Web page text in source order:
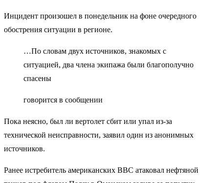
Инцидент произошел в понедельник на фоне очередного
обострения ситуации в регионе.
…По словам двух источников, знакомых с
ситуацией, два члена экипажа были благополучно
спасены
говорится в сообщении
Пока неясно, был ли вертолет сбит или упал из-за
технической неисправности, заявил один из анонимных
источников.
Ранее истребитель американских ВВС атаковал нефтяной